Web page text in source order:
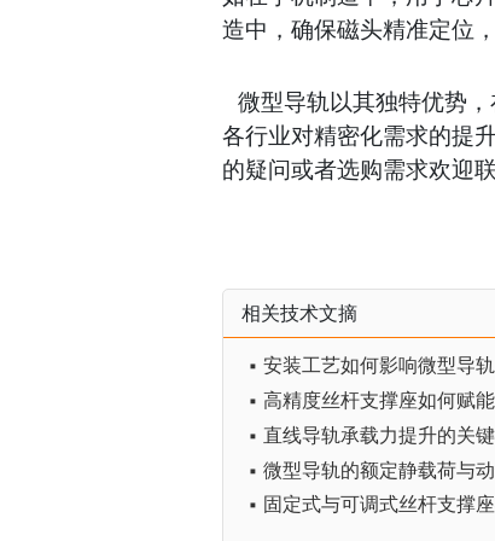
造中，确保磁头精准定位
微型导轨以其独特优势
各行业对精密化需求的提
的疑问或者选购需求欢迎
相关技术文摘
▪ 安装工艺如何影响微型导
▪ 高精度丝杆支撑座如何赋
▪ 直线导轨承载力提升的关键
▪ 微型导轨的额定静载荷与
▪ 固定式与可调式丝杆支撑